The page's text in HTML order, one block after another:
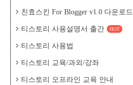
친효스킨 For Blogger v1.0 다운로드
티스토리 사용설명서 출간 HOT
티스토리 사용법
티스토리 교육/과외/강좌
티스토리 오프라인 교육 안내